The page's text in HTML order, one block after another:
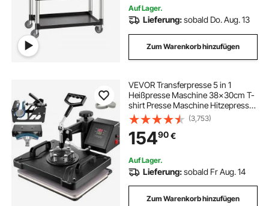
Auf Lager.
Lieferung:sobald Do. Aug. 13
Zum Warenkorb hinzufügen
VEVOR Transferpresse 5 in 1
Heißpresse Maschine 38x30cm T-
shirt Presse Maschine Hitzepresse
Maschine DIY Heat Press mit
Digitaler LED-Temperatur- und
Zeitcontroller
(3,753)
15490€
Auf Lager.
Lieferung:sobald Fr Aug. 14
Zum Warenkorb hinzufügen